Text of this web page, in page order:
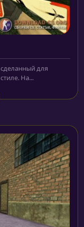
сделанный для
На...